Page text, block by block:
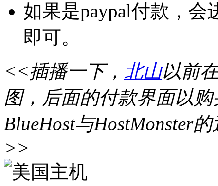
如果是paypal付款，会
即可。
<<插播一下， 北山以前
图，后面的付款界面以购
BlueHost与HostMonster
>>